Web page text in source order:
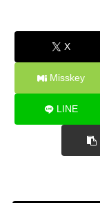
X
Misskey
LINE